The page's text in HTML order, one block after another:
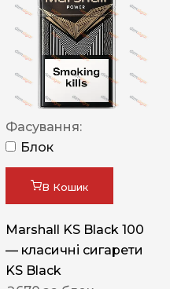
Фасування:
Блок
В Кошик
Marshall KS Black 100
— класичні сигарети
KS Black